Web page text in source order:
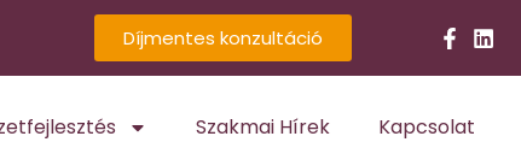
Díjmentes konzultáció
Szakmai Hírek Kapcsolat